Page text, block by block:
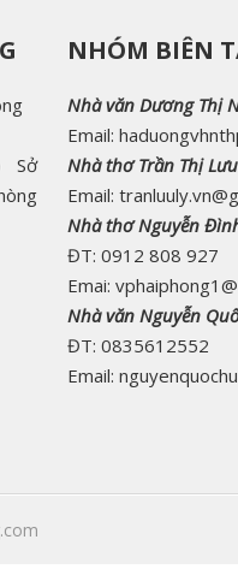
Sở
NHÓM BIÊN
Nhà văn Dương Thị
Email:
Nhà thơ Trần Thị
Email:
Nhà thơ Nguyễn
ĐT: 0912 808 927
Emai:
Nhà văn Nguyễn
ĐT: 0835612552
Email: